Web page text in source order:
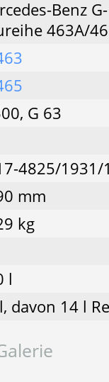
Benz
463A/
G 63
4825/1931/
mm
kg
l
davon 14 l